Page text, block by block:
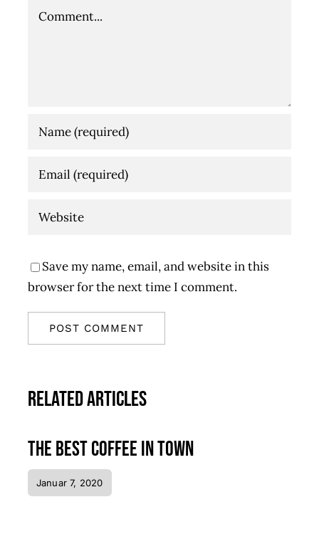
Comment
Save my name, email, and website in this
browser for the next time I comment.
Related Articles
The best coffee in town
Januar 7, 2020